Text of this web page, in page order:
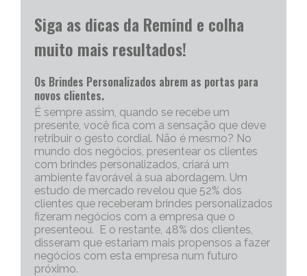
Siga as dicas da Remind e colha
muito mais resultados!
Os Brindes Personalizados abrem as portas para
novos clientes.
É sempre assim, quando se recebe um
presente, você fica com a sensação que deve
retribuir o gesto cordial. Não é mesmo? No
mundo dos negócios, presentear os clientes
com brindes personalizados, criará um
ambiente favorável à sua abordagem. Um
estudo de mercado revelou que 52% dos
clientes que receberam brindes personalizados
fizeram negócios com a empresa que o
presenteou. E o restante, 48% dos clientes,
disseram que estariam mais propensos a fazer
negócios com esta empresa num futuro
próximo.